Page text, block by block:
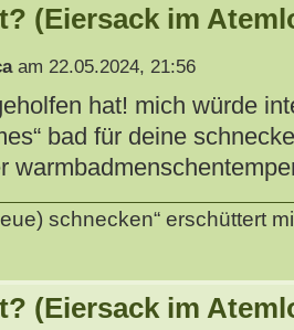
(Eiersack im
am 22.05.2024, 21:56
hat! mich würde
bad für deine
schnecken“ erschüttert
(Eiersack im